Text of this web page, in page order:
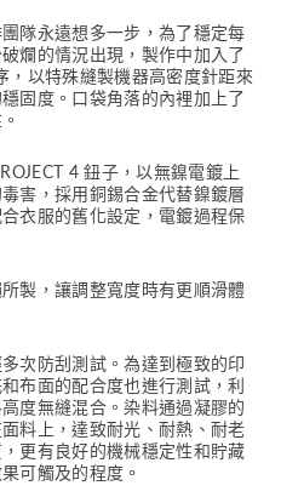
隊永遠想多一步，為了穩定每
爛的情況出現，製作中加入了
，以特殊縫製機器高密度針距來
固度。口袋角落的內裡加上了
4 鈕子，以無鎳電鍍上
害，採用銅錫合金代替鎳鍍層
衣服的舊化設定，電鍍過程保
製，讓調整寬度時有更順滑體
次防刮測試。為達到極致的印
布面的配合度也進行測試，利
度無縫混合。染料通過凝膠的
料上，達致耐光、耐熱、耐老
更有良好的機械穩定性和貯藏
可觸及的程度。